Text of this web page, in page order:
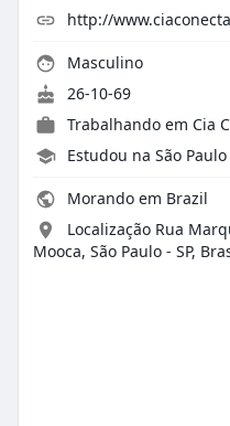
http://
Masculino
26-10-69
Trabalhando em Cia
Estudou na São Paulo
Morando em Brazil
Localização Rua
Mooca, São Paulo - SP,